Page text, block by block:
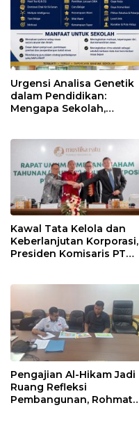
Urgensi Analisa Genetik
dalam Pendidikan:
Mengapa Sekolah,
Menggunakan
PRIMAGEN.id
Kawal Tata Kelola dan
Keberlanjutan Korporasi,
Presiden Komisaris PT
Pengajian Al-Hikam Jadi
Ruang Refleksi
Pembangunan, Rohmat